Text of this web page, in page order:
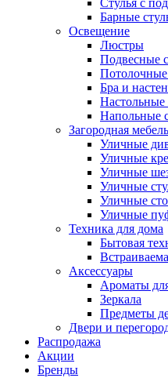
Стулья с
Барные
Освещение
Люстры
Подвесные
Потолочные
Бра и
Напольные
Загородная мебель
Уличные
Уличные
Уличные
Уличные
Уличные
Уличные
Техника для дома
Бытовая
Аксессуары
Ароматы
Зеркала
Предметы
Двери и
Распродажа
Акции
Бренды